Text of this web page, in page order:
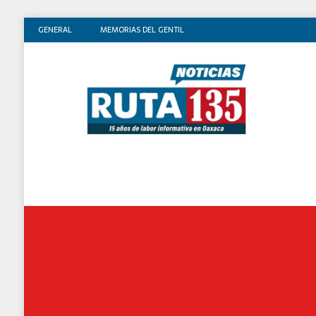
GENERAL MEMORIAS DEL GENTIL